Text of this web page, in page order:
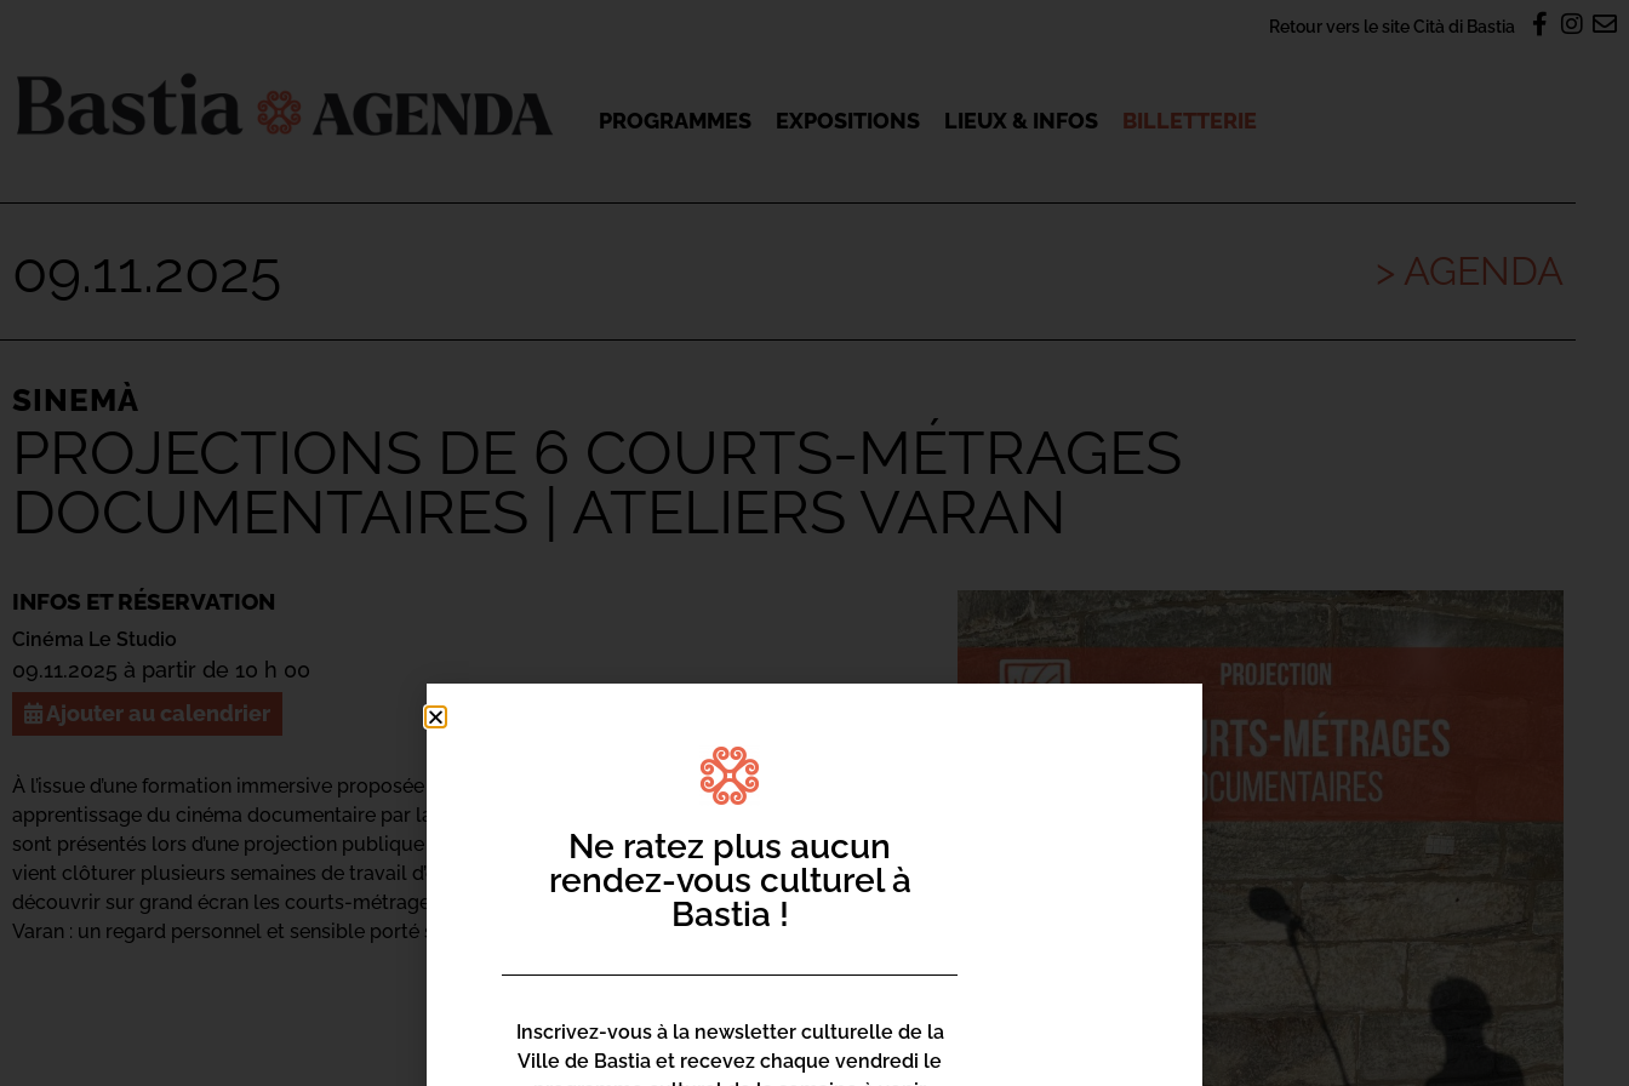
Retour vers le site Cità di Bastia
PROGRAMMES EXPOSITIONS LIEUX & INFOS BILLETTERIE
09.11.2025 > AGENDA
SINEMÀ
PROJECTIONS DE 6 COURTS-MÉTRAGES
DOCUMENTAIRES | ATELIERS VARAN
INFOS ET RÉSERVATION
Cinéma Le Studio
09.11.2025 à partir de 10 h 00
Ajouter au calendrier
À l’issue d’une formation immersive proposée par les
, école reconnue pour son
apprentissage du cinéma documentaire par la pratique, les films réalisés par les participant·es
sont présentés lors d’une projection publique au
cinéma Le Studio . Ce moment de restitution
vient clôturer plusieurs semaines de travail d’écriture, de tournage et de montage, et permet de
découvrir sur grand écran les courts-métrages documentaires conçus dans l’esprit des Ateliers
Varan : un regard personnel et sensible porté sur le réel.
Ne ratez plus aucun
rendez-vous culturel à
Bastia !
Inscrivez-vous à la newsletter culturelle de la
Ville de Bastia et recevez chaque vendredi le